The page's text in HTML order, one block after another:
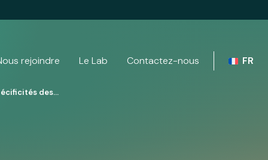
rejoindre Le Lab Contactez-nous FR
des…